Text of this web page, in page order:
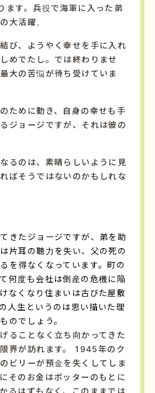
ます。兵役で海軍に入った弟
大活躍。
び、ようやく幸せを手に入れ
めでたし。では終わりませ
大の苦悩が待ち受けていま
ために動き、自身の幸せも手
ジョージですが、それは彼の
るのは、素晴らしいように見
ばそうではないのかもしれな
きたジョージですが、弟を助
片耳の聴力を失い、父の死の
を得なくなっています。町の
何度も会社は倒産の危機に陥
なくなり住まいは古びた屋敷
人生というのは思い描いた理
のでしょう。
ることなく立ち向かってきた
界が訪れます。 1945年のク
ビリーが預金を失くしてしま
そのお金はポッターのもとに